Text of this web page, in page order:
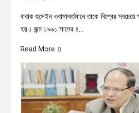
বারাক হুসেইন ওবামা৷বর্তমানে তাকে বিশ্বের
হয়। জন্ম ১৯৬১ সালের ৪...
Read More